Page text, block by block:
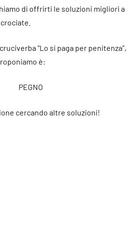
di offrirti le soluzioni migliori a
“Lo si paga per penitenza”,
è:
PEGNO
cercando altre soluzioni!